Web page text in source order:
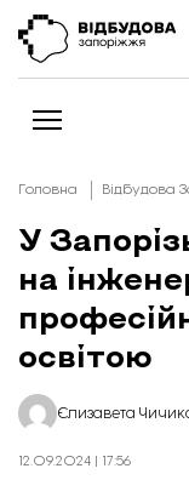
Новини
Відбудова
Ексклюзив
Бізнес
Шлях додому
Колонки
Про нас
Редакційна
Головна Відбудова
У
на
освітою
Єлизавета
12.09.2024 | 17:56